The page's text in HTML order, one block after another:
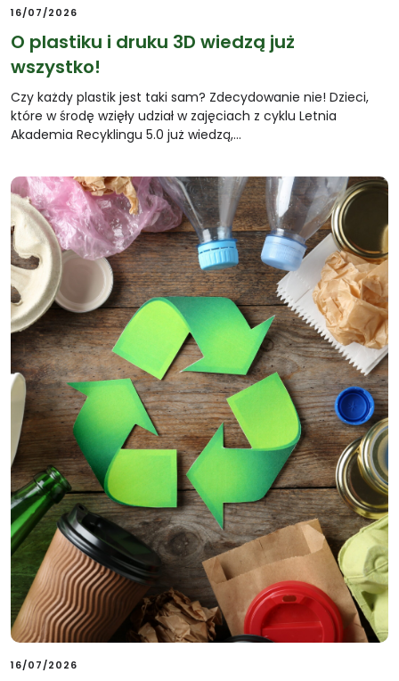
16/07/2026
O plastiku i druku 3D wiedzą już
wszystko!
Czy każdy plastik jest taki sam? Zdecydowanie nie! Dzieci,
które w środę wzięły udział w zajęciach z cyklu Letnia
Akademia Recyklingu 5.0 już wiedzą,…
16/07/2026